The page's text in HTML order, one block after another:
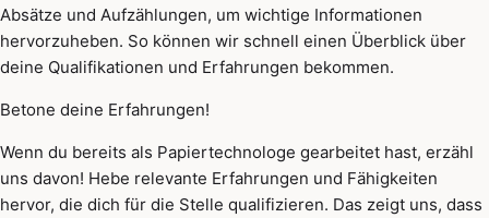
Absätze und Aufzählungen, um wichtige Informationen
hervorzuheben. So können wir schnell einen Überblick über
deine Qualifikationen und Erfahrungen bekommen.
Betone deine Erfahrungen!
Wenn du bereits als Papiertechnologe gearbeitet hast, erzähl
uns davon! Hebe relevante Erfahrungen und Fähigkeiten
hervor, die dich für die Stelle qualifizieren. Das zeigt uns, dass